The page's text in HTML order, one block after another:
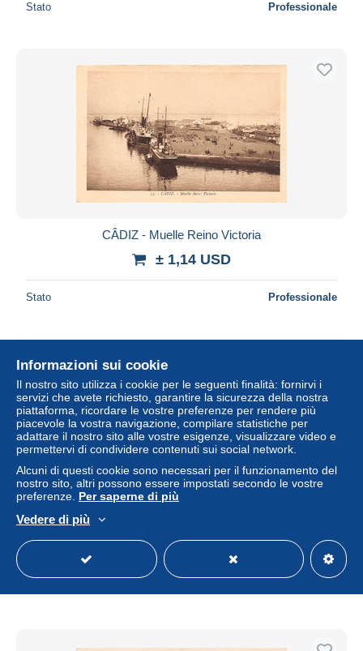
Stato Professionale
CÂDIZ - Muelle Reino Victoria
± 1,14 USD
Stato Professionale
± 1,14 USD
Informazioni sui cookie
Il nostro sito utilizza i cookie per le seguenti finalità: fornirvi i
servizi che avete richiesto, garantire la sicurezza della nostra
piattaforma, ricordare le vostre preferenze per rendere più
piacevole la vostra navigazione, compilare statistiche per
adattare il nostro sito alle vostre esigenze, visualizzare video e
permettervi di condividere contenuti sui social network.
Alcuni di questi cookie sono necessari per il funzionamento del
nostro sito, altri possono essere impostati secondo le vostre
preferenze. Per saperne di più
Vedere di più